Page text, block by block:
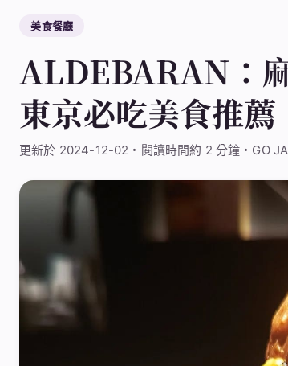
美食餐廳
ALDEBARAN：
東京必吃美食推薦
更新於 2024-12-02・閱讀時間約 2 分鐘・GO